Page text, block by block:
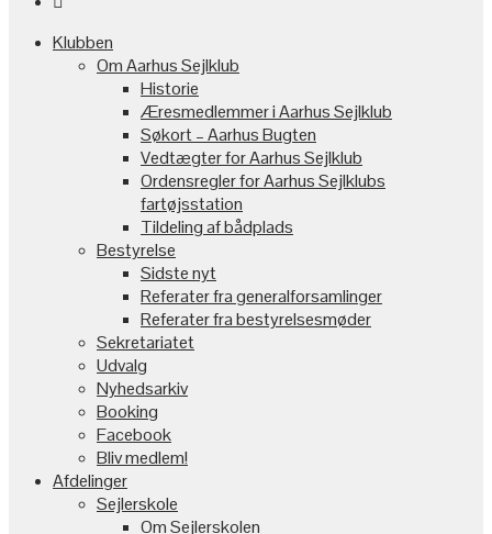
Klubben
Om Aarhus Sejlklub
Historie
Æresmedlemmer i Aarhus Sejlklub
Søkort – Aarhus Bugten
Vedtægter for Aarhus Sejlklub
Ordensregler for Aarhus Sejlklubs
fartøjsstation
Tildeling af bådplads
Bestyrelse
Sidste nyt
Referater fra generalforsamlinger
Referater fra bestyrelsesmøder
Sekretariatet
Udvalg
Nyhedsarkiv
Booking
Facebook
Bliv medlem!
Afdelinger
Sejlerskole
Om Sejlerskolen